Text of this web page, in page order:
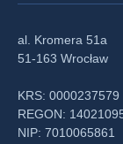
al. Kromera 51a
51-163 Wrocław
KRS: 0000237579
REGON:
NIP: 7010065861